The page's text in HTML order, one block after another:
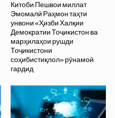
Китоби Пешвои миллат
Эмомалӣ Раҳмон таҳти
унвони «Ҳизби Халқии
Демократии Тоҷикистон ва
марҳилаҳои рушди
Тоҷикистони
соҳибистиқлол» рӯнамоӣ
гардид